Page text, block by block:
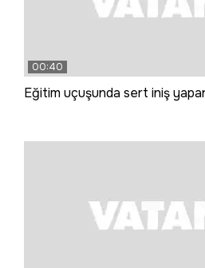
00:40
Eğitim uçuşunda sert iniş